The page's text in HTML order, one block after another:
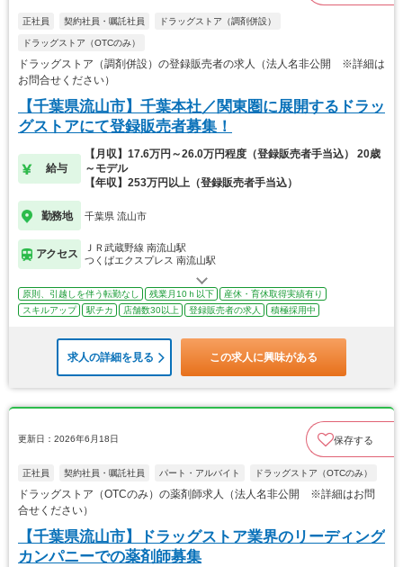
正社員 契約社員・嘱託社員 ドラッグストア（調剤併設）
ドラッグストア（OTCのみ）
ドラッグストア（調剤併設）の登録販売者の求人（法人名非公開 ※詳細は
お問合せください）
【千葉県流山市】千葉本社／関東圏に展開するドラッ
グストアにて登録販売者募集！
給与
【月収】17.6万円～26.0万円程度（登録販売者手当込） 20歳
～モデル
【年収】253万円以上（登録販売者手当込）
勤務地 千葉県 流山市
アクセス
ＪＲ武蔵野線 南流山駅
つくばエクスプレス 南流山駅
原則、引越しを伴う転勤なし 残業月10ｈ以下
産休・育休取得実績有り
スキルアップ
駅チカ 店舗数30以上 登録販売者の求人 積極採用中
求人の詳細を見る この求人に興味がある
更新日：2026年6月18日 保存する
正社員 契約社員・嘱託社員 パート・アルバイト ドラッグストア（OTCのみ）
ドラッグストア（OTCのみ）の薬剤師求人（法人名非公開 ※詳細はお問
合せください）
【千葉県流山市】ドラッグストア業界のリーディング
カンパニーでの薬剤師募集